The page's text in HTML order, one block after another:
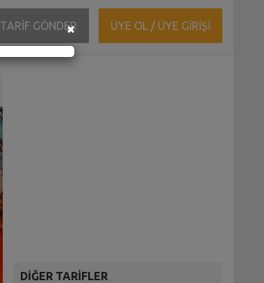
TARİF GÖNDER ÜYE OL / ÜYE GİRİŞİ
DİĞER TARİFLER
×Close